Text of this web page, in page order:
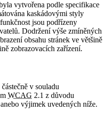
vytvořena podle specifikace
kaskádovými styly
jsou podřízeny
Dodržení výše zmíněných
obsahu stránek ve většině
zobrazovacích zařízení.
v souladu
WCAG 2.1 z důvodu
výjimek uvedených níže.